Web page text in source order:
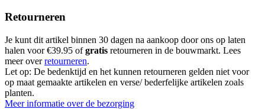
Retourneren
Je kunt dit artikel binnen 30 dagen na aankoop door ons op laten
halen voor €39.95 ofgratis retourneren in de bouwmarkt. Lees
meer overretourneren.
Let op: De bedenktijd en het kunnen retourneren gelden niet voor
op maat gemaakte artikelen en verse/ bederfelijke artikelen zoals
planten.
Meer informatie over de bezorging